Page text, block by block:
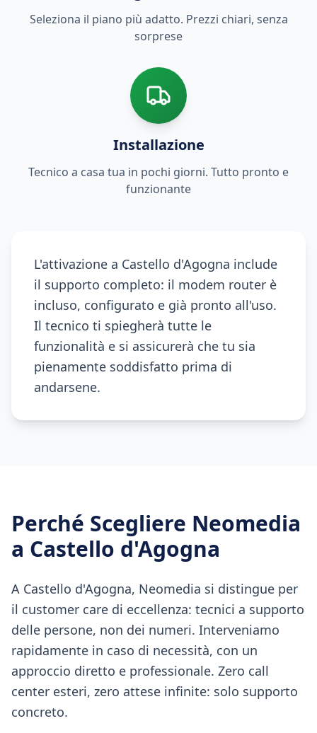
Seleziona il piano più adatto. Prezzi chiari, senza
sorprese
Installazione
Tecnico a casa tua in pochi giorni. Tutto pronto e
funzionante
L'attivazione a Castello d'Agogna include
il supporto completo: il modem router è
incluso, configurato e già pronto all'uso.
Il tecnico ti spiegherà tutte le
funzionalità e si assicurerà che tu sia
pienamente soddisfatto prima di
andarsene.
Perché Scegliere Neomedia
a Castello d'Agogna
A Castello d'Agogna, Neomedia si distingue per
il customer care di eccellenza: tecnici a supporto
delle persone, non dei numeri. Interveniamo
rapidamente in caso di necessità, con un
approccio diretto e professionale. Zero call
center esteri, zero attese infinite: solo supporto
concreto.